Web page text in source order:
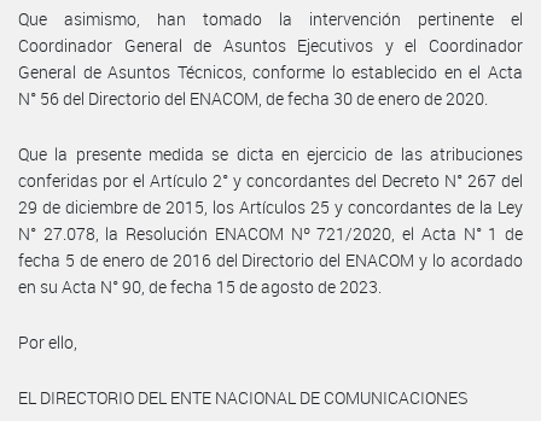
Que asimismo, han tomado la intervención pertinente el
Coordinador General de Asuntos Ejecutivos y el Coordinador
General de Asuntos Técnicos, conforme lo establecido en el Acta
N° 56 del Directorio del ENACOM, de fecha 30 de enero de 2020.
Que la presente medida se dicta en ejercicio de las atribuciones
conferidas por el Artículo 2° y concordantes del Decreto N° 267 del
29 de diciembre de 2015, los Artículos 25 y concordantes de la Ley
N° 27.078, la Resolución ENACOM Nº 721/2020, el Acta N° 1 de
fecha 5 de enero de 2016 del Directorio del ENACOM y lo acordado
en su Acta N° 90, de fecha 15 de agosto de 2023.
Por ello,
EL DIRECTORIO DEL ENTE NACIONAL DE COMUNICACIONES